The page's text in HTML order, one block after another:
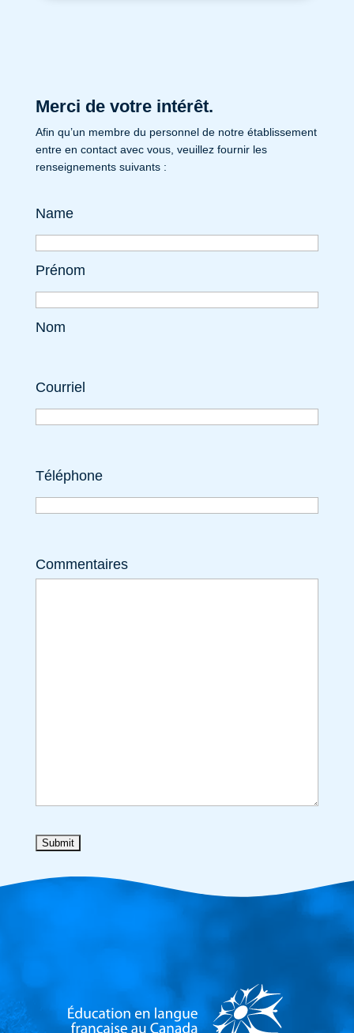
Merci de votre intérêt.
Afin qu’un membre du personnel de notre établissement
entre en contact avec vous, veuillez fournir les
renseignements suivants :
Name
Prénom
Nom
Courriel
Téléphone
Commentaires